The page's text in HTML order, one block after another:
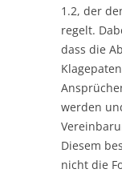
1.2, der
regelt.
dass die
werden
Diesem
nicht die